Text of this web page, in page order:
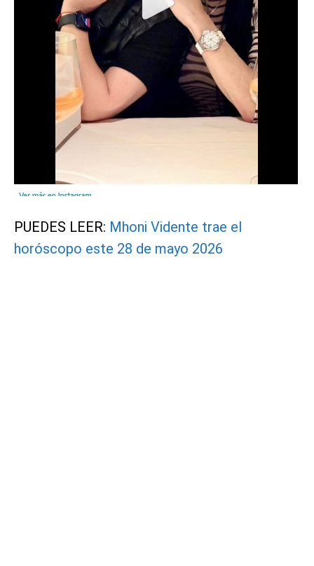
PUEDES LEER: Mhoni Vidente trae el
horóscopo este 28 de mayo 2026